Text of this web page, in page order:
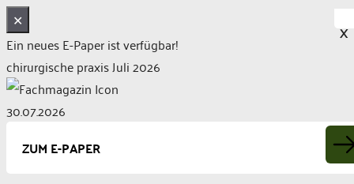
✕
Ein neues E-Paper ist verfügbar!
chirurgische praxis Juli 2026
30.07.2026
ZUM E-PAPER
X